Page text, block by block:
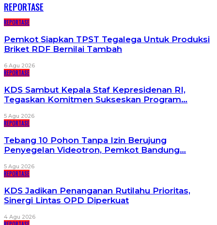
REPORTASE
REPORTASE
Pemkot Siapkan TPST Tegalega Untuk Produksi
Briket RDF Bernilai Tambah
6 Agu 2026
REPORTASE
KDS Sambut Kepala Staf Kepresidenan RI,
Tegaskan Komitmen Sukseskan Program…
5 Agu 2026
REPORTASE
Tebang 10 Pohon Tanpa Izin Berujung
Penyegelan Videotron, Pemkot Bandung…
5 Agu 2026
REPORTASE
KDS Jadikan Penanganan Rutilahu Prioritas,
Sinergi Lintas OPD Diperkuat
4 Agu 2026